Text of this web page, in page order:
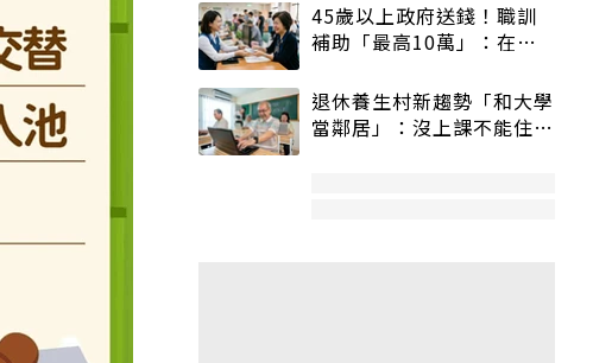
45歲以上政府送錢！職訓
補助「最高10萬」：在
退休養生村新趨勢「和大學
當鄰居」：沒上課不能住、